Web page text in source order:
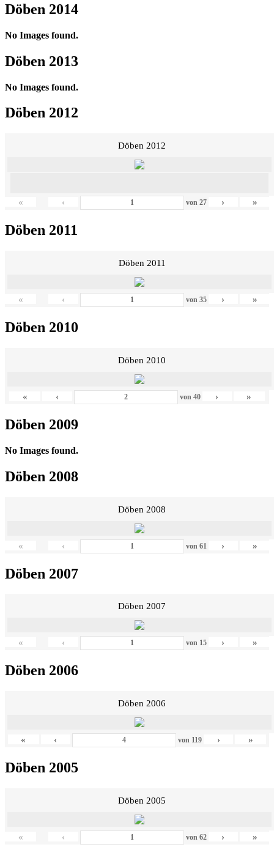
Döben 2014
No Images found.
Döben 2013
No Images found.
Döben 2012
Döben 2012
« ‹ von 27 › »
Döben 2011
Döben 2011
« ‹ von 35 › »
Döben 2010
Döben 2010
« ‹ von 40 › »
Döben 2009
No Images found.
Döben 2008
Döben 2008
« ‹ von 61 › »
Döben 2007
Döben 2007
« ‹ von 15 › »
Döben 2006
Döben 2006
« ‹ von 119 › »
Döben 2005
Döben 2005
« ‹ von 62 › »